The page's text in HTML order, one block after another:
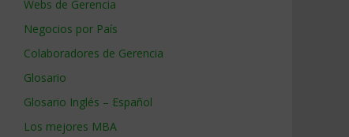
Webs de Gerencia
Negocios por País
Colaboradores de Gerencia
Glosario
Glosario Inglés – Español
Los mejores MBA